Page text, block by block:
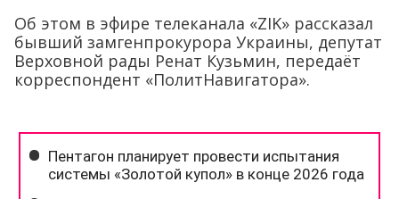
Об этом в эфире телеканала «ZIK» рассказал
бывший замгенпрокурора Украины, депутат
Верховной рады Ренат Кузьмин, передаёт
корреспондент «ПолитНавигатора».